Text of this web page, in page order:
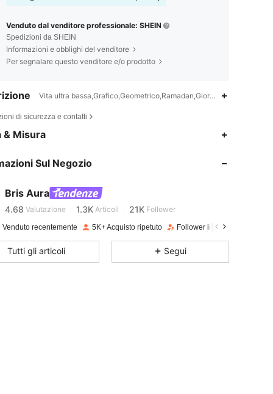
Venduto dal venditore professionale: SHEIN
Spedizioni da SHEIN
Informazioni e obblighi del venditore
Per segnalare questo venditore e/o prodotto
Vita ultra bassa,Grafico,Geometrico,Ramadan,Giorno
di sicurezza e contatti
& Misura
Sul Negozio
Bris Aura
4.68
4.68 Valutazione 1.3K Articoli 21K Follower
4.68 1.3K 21K
Venduto recentemente 5K+ Acquisto ripetuto Follower in crescita del 20%
Tutti gli articoli Segui